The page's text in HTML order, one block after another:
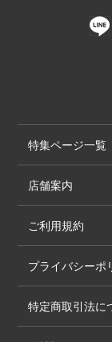
特集ページ一覧
店舗案内
ご利用規約
プライバシーポ
特定商取引法に